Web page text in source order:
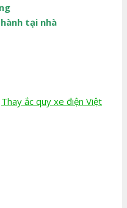
tại nhà
Thay ắc quy xe điện Việt